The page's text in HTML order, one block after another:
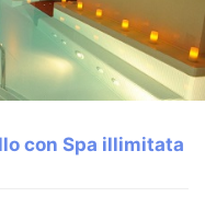
con Spa illimitata